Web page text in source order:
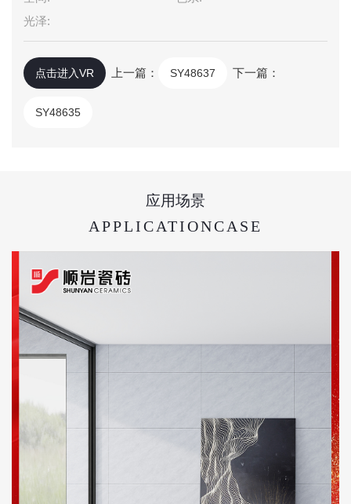
光泽:
点击进入VR 上一篇： SY48637 下一篇：
SY48635
应用场景
APPLICATIONCASE